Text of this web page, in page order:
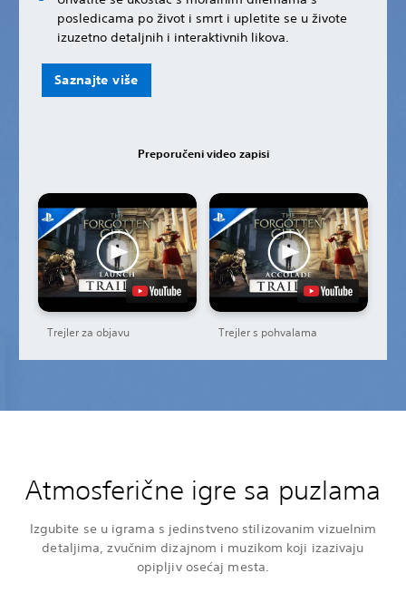
posledicama po život i smrt i upletite se u živote
izuzetno detaljnih i interaktivnih likova.
Saznajte više
Preporučeni video zapisi
Trejler za objavu Trejler s pohvalama
Atmosferične igre sa puzlama
Izgubite se u igrama s jedinstveno stilizovanim vizuelnim
detaljima, zvučnim dizajnom i muzikom koji izazivaju
opipljiv osećaj mesta.